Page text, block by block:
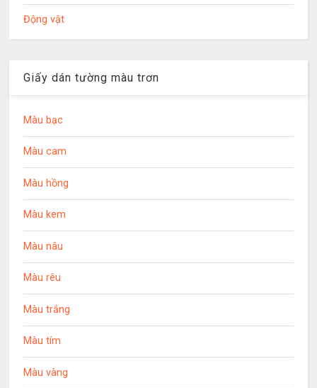
Động vật
Giấy dán tường màu trơn
Màu bạc
Màu cam
Màu hồng
Màu kem
Màu nâu
Màu rêu
Màu trắng
Màu tím
Màu vàng